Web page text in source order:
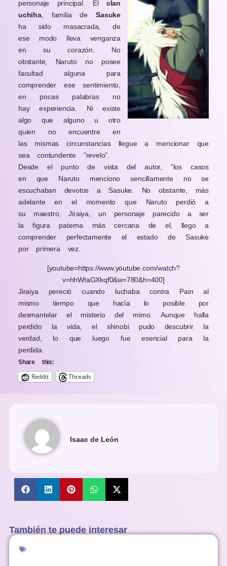
personaje principal. El clan
uchiha, familia deSasuke
ha sido masacrada, de
ese modo lleva venganza
en su corazón. No
obstante, Naruto no posee
facultad alguna para
comprender ese sentimiento,
en pocas palabras no
hay experiencia. Ni existe
algo que alguno u otro
quien no encuentre en
las mismas circunstancias llegue a mencionar que
sea contundente ”revelo”.
Desde el punto de vista del autor, ”los casos
en que Naruto menciono sencillamente no se
escuchaban devotos a Sasuke. No obstante, más
adelante en el momento que Naruto perdió a
su maestro, Jiraiya, un personaje parecido a ser
la figura paterna más cercana de el, llego a
comprender perfectamente el estado de Sasuke
por primera vez.
[youtube=https://www.youtube.com/watch?
v=hhWtaGXkqf0&w=780&h=400]
Jiraiya pereció cuando luchaba contra Pain al
mismo tiempo que hacía lo posible por
desmantelar el misterio del mimo. Aunque halla
perdido la vida, el shinobi pudo descubrir la
verdad, lo que luego fue esencial para la
perdida.
Share this:
Reddit Threads
Isaac de León
También te puede interesar